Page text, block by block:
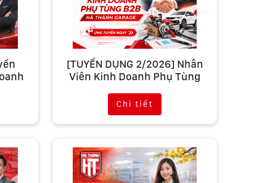
[TUYỂN DỤNG 2/2026] Nhân
Viên Kinh Doanh Phụ Tùng
Chi tiết